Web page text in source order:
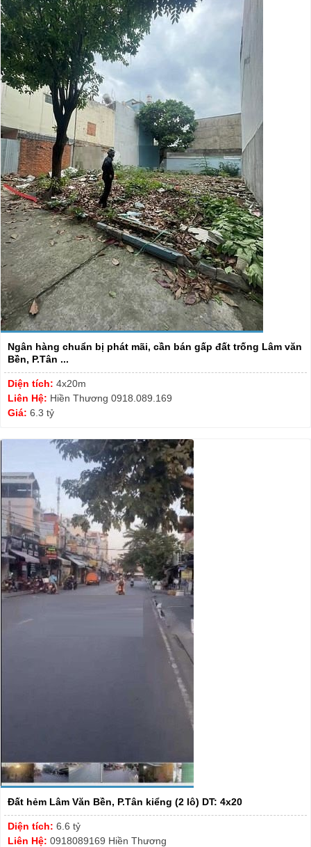
Ngân hàng chuẩn bị phát mãi, cần bán gấp đất trống Lâm văn
Bền, P.Tân ...
Diện tích: 4x20m
Liên Hệ: Hiền Thương 0918.089.169
Giá: 6.3 tỷ
Đất hẻm Lâm Văn Bền, P.Tân kiểng (2 lô) DT: 4x20
Diện tích: 6.6 tỷ
Liên Hệ: 0918089169 Hiền Thương